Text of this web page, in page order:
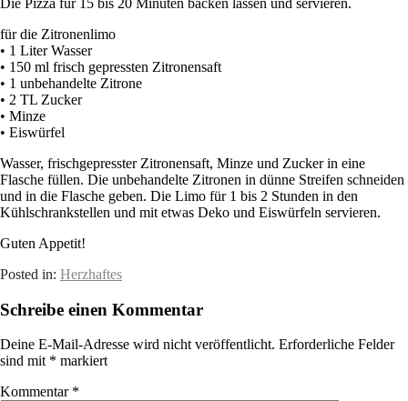
für die Zitronenlimo
• 1 Liter Wasser
• 150 ml frisch gepressten Zitronensaft
• 1 unbehandelte Zitrone
• 2 TL Zucker
• Minze
• Eiswürfel
Wasser, frischgepresster Zitronensaft, Minze und Zucker in eine
Flasche füllen. Die unbehandelte Zitronen in dünne Streifen schneiden
und in die Flasche geben. Die Limo für 1 bis 2 Stunden in den
Kühlschrankstellen und mit etwas Deko und Eiswürfeln servieren.
Guten Appetit!
Posted in: Herzhaftes
Schreibe einen Kommentar
Deine E-Mail-Adresse wird nicht veröffentlicht. Erforderliche Felder
sind mit * markiert
Kommentar *